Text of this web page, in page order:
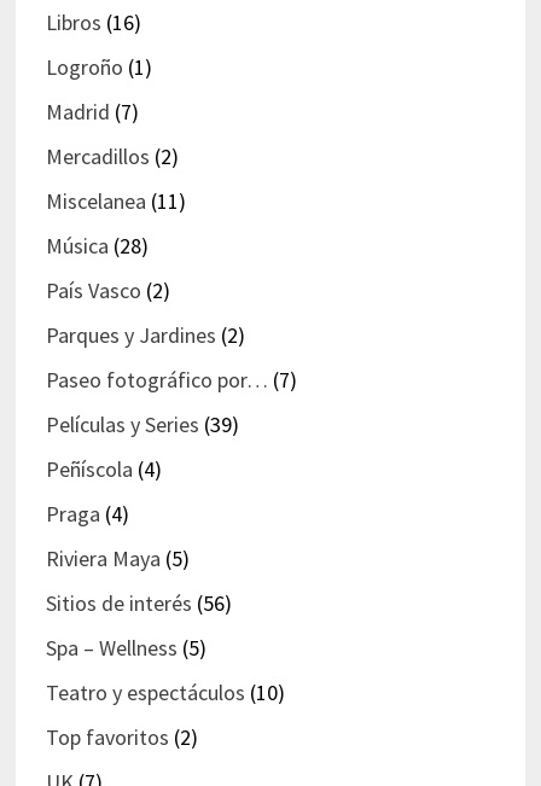
Libros (16)
Logroño (1)
Madrid (7)
Mercadillos (2)
Miscelanea (11)
Música (28)
País Vasco (2)
Parques y Jardines (2)
Paseo fotográfico por… (7)
Películas y Series (39)
Peñíscola (4)
Praga (4)
Riviera Maya (5)
Sitios de interés (56)
Spa – Wellness (5)
Teatro y espectáculos (10)
Top favoritos (2)